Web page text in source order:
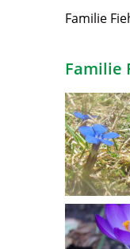
Familie
Familie